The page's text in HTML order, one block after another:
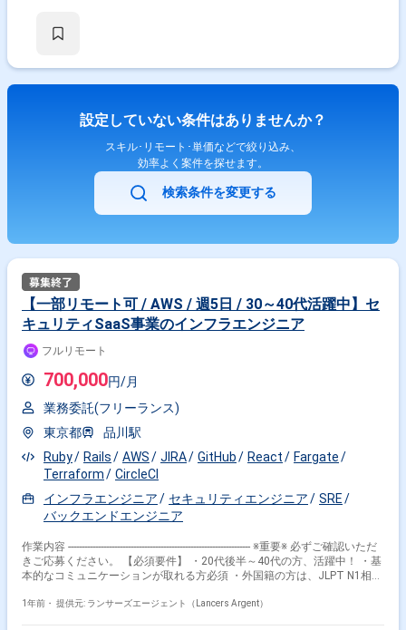
シデント対応フローの構築・運用、システムのキャパシティプランニング
ービスの信頼性を毀損する要因の早期発見・撲滅 ・開発チームの生産性向
ー開発・運用業務におけるトイルの削減 【その他】 ・フルリモート：
可（オンボーディングや大きなプロジェクトのキックオフ時等、必要に応
じて出社の可能性あり） ・稼働日：週4〜5日、長期契約が可能な方 ・コ
アタイム：9:00〜15:00 ・フレキシブルタイム：6:00〜9:00 / 15:00〜
18:00 ・標準的な勤務時間帯：9:00〜18:00 【開発環境】 バックエンド:
/ Ansible / Datadog / CircleCI / Engine Yard その他主要なツール: GitHub /
Slack / JIRA / Notion
設定していない条件はありませんか？
スキル･リモート･単価などで絞り込み、
効率よく案件を探せます。
検索条件を変更する
【一部リモート可 / AWS / 週5日 / 30～40代活躍中】セ
キュリティSaaS事業のインフラエンジニア
フルリモート
700,000円/月
業務委託(フリーランス)
東京都
品川駅
Ruby
Rails AWS JIRA GitHub React
Fargate
Terraform
CircleCI
インフラエンジニア
セキュリティエンジニア
SRE
バックエンドエンジニア
作業内容 ------------------------------------------------------------------- ※重要※ 必ずご確認いただ
きご応募ください。 【必須要件】 ・20代後半～40代の方、活躍中！ ・基
本的なコミュニケーションが取れる方必須 ・外国籍の方は、JLPT N1相当
（副業不可） ・エンジニア実務経験3年以上必須 ---------------------------------------------
1年前・ 提供元: ランサーズエージェント（Lancers Argent）